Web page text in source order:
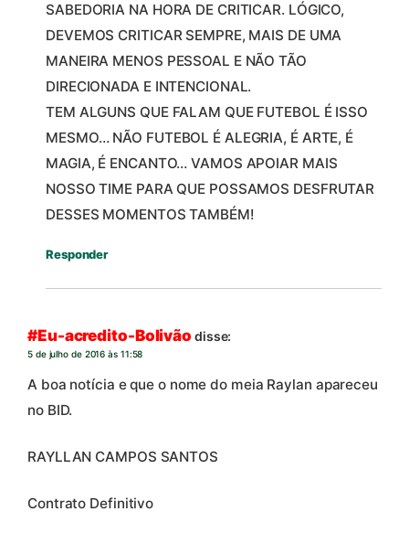
SABEDORIA NA HORA DE CRITICAR. LÓGICO,
DEVEMOS CRITICAR SEMPRE, MAIS DE UMA
MANEIRA MENOS PESSOAL E NÃO TÃO
DIRECIONADA E INTENCIONAL.
TEM ALGUNS QUE FALAM QUE FUTEBOL É ISSO
MESMO… NÃO FUTEBOL É ALEGRIA, É ARTE, É
MAGIA, É ENCANTO… VAMOS APOIAR MAIS
NOSSO TIME PARA QUE POSSAMOS DESFRUTAR
DESSES MOMENTOS TAMBÉM!
Responder
#Eu-acredito-Bolivão disse:
5 de julho de 2016 às 11:58
A boa notícia e que o nome do meia Raylan apareceu
no BID.
RAYLLAN CAMPOS SANTOS
Contrato Definitivo